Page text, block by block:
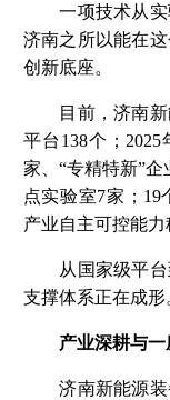
一项技术从实
济南之所以能在
创新底座。
目前，济南新
平台138个；
家、“专精特新”
点实验室7家；19
产业自主可控能力
从国家级平台
支撑体系正在成形
产业深耕与
济南新能源装